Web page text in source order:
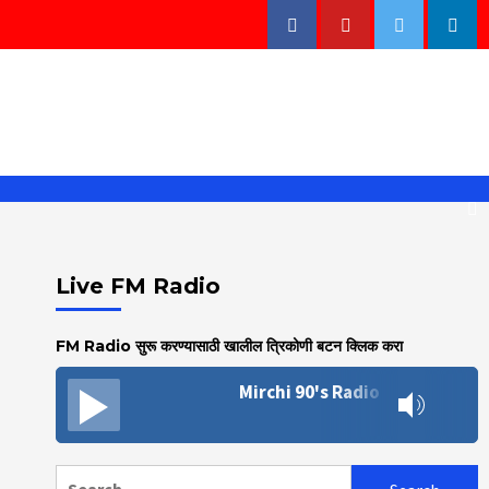
FacebookYoutubeTwitter
Live FM Radio
FM Radio सुरू करण्यासाठी खालील त्रिकोणी बटन क्लिक करा
Mirchi 90's Radio